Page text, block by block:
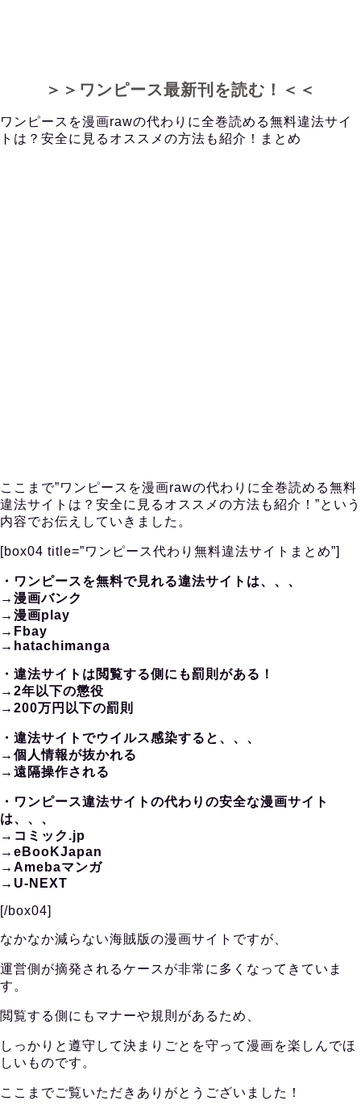
＞＞ワンピース最新刊を読む！＜＜
ワンピースを漫画rawの代わりに全巻読める無料違法サイ
トは？安全に見るオススメの方法も紹介！まとめ
ここまで”ワンピースを漫画rawの代わりに全巻読める無料
違法サイトは？安全に見るオススメの方法も紹介！”という
内容でお伝えしていきました。
[box04 title=”ワンピース代わり無料違法サイトまとめ”]
・ワンピースを無料で見れる違法サイトは、、、
→漫画バンク
→漫画play
→Fbay
→hatachimanga
・違法サイトは閲覧する側にも罰則がある！
→2年以下の懲役
→200万円以下の罰則
・違法サイトでウイルス感染すると、、、
→個人情報が抜かれる
→遠隔操作される
・ワンピース違法サイトの代わりの安全な漫画サイト
は、、、
→コミック.jp
→eBooKJapan
→Amebaマンガ
→U-NEXT
[/box04]
なかなか減らない海賊版の漫画サイトですが、
運営側が摘発されるケースが非常に多くなってきていま
す。
閲覧する側にもマナーや規則があるため、
しっかりと遵守して決まりごとを守って漫画を楽しんでほ
しいものです。
ここまでご覧いただきありがとうございました！